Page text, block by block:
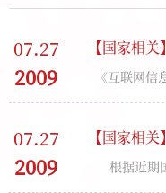
07.27
2009
【国家相关】
07.27
2009
【国家相关】